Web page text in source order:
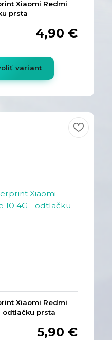
Xiaomi Redmi
prsta
4,90 €
variant
Xiaomi Redmi
odtlačku prsta
5,90 €